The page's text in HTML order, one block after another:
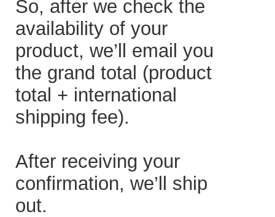
So, after we check the
availability of your
product, we’ll email you
the grand total (product
total + international
shipping fee).
After receiving your
confirmation, we’ll ship
out.